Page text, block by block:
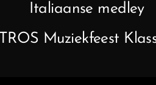
Italiaanse medley
Muziekfeest